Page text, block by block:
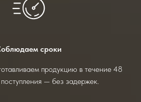
сроки
продукцию в течение 48
— без задержек.